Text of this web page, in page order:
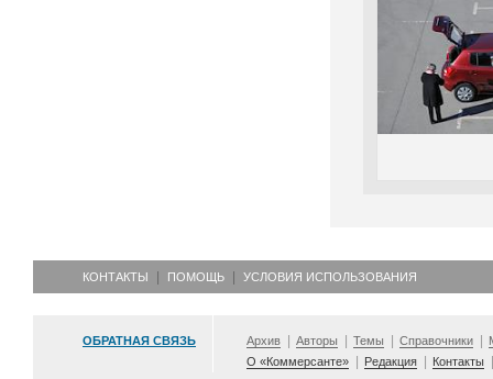
КОНТАКТЫ ПОМОЩЬ УСЛОВИЯ ИСПОЛЬЗОВАНИЯ
ОБРАТНАЯ СВЯЗЬ Архив Авторы Темы Справочники
О «Коммерсанте»
Редакция Контакты